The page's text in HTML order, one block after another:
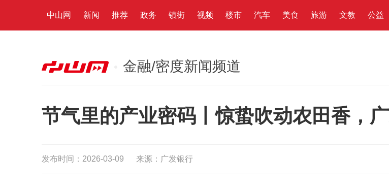
中山网 新闻 推荐 政务 镇街 视频 楼市 汽车 美食 旅游 文教 公益
金融/密度新闻频道
节气里的产业密码丨惊蛰吹动农田香，
发布时间：2026-03-09 来源：广发银行